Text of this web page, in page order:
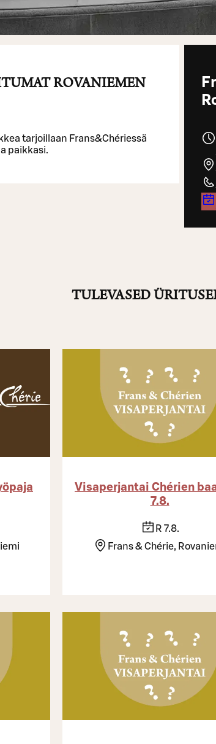
ROVANIEMEN
tarjoillaan Frans&Chériessä
paikkasi.
TULEVASED
Visaperjantai Chérien
7.8.
R 7.8.
Frans & Chérie,